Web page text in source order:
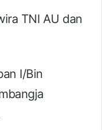
TNI AU dan
I/Bin